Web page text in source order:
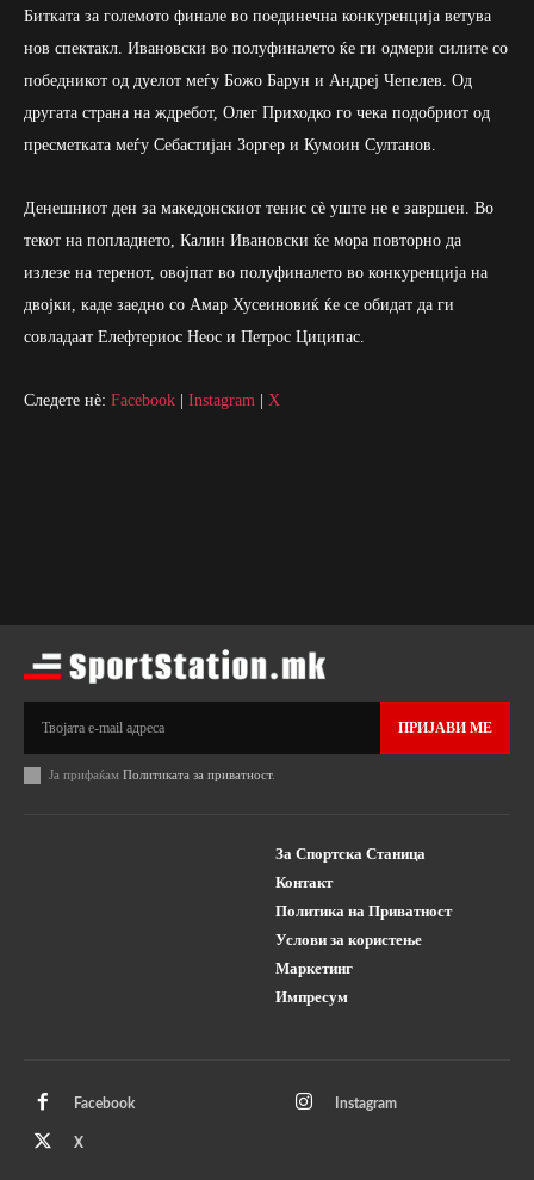
Битката за големото финале во поединечна конкуренција ветува
нов спектакл. Ивановски во полуфиналето ќе ги одмери силите со
победникот од дуелот меѓу Божо Барун и Андреј Чепелев. Од
другата страна на ждребот, Олег Приходко го чека подобриот од
пресметката меѓу Себастијан Зоргер и Кумоин Султанов.
Денешниот ден за македонскиот тенис сè уште не е завршен. Во
текот на попладнето, Калин Ивановски ќе мора повторно да
излезе на теренот, овојпат во полуфиналето во конкуренција на
двојки, каде заедно со Амар Хусеиновиќ ќе се обидат да ги
совладаат Елефтериос Неос и Петрос Циципас.
Следете нè: Facebook Instagram X
ПРИЈАВИ МЕ
Ја прифаќам Политиката за приватност.
За Спортска Станица
Контакт
Политика на Приватност
Услови за користење
Маркетинг
Импресум
Facebook Instagram
X